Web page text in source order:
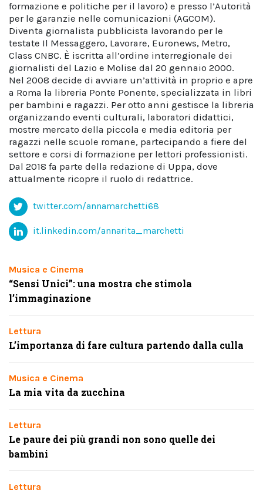
formazione e politiche per il lavoro) e presso l’Autorità
per le garanzie nelle comunicazioni (AGCOM).
Diventa giornalista pubblicista lavorando per le
testate Il Messaggero, Lavorare, Euronews, Metro,
Class CNBC. È iscritta all’ordine interregionale dei
giornalisti del Lazio e Molise dal 20 gennaio 2000.
Nel 2008 decide di avviare un’attività in proprio e apre
a Roma la libreria Ponte Ponente, specializzata in libri
per bambini e ragazzi. Per otto anni gestisce la libreria
organizzando eventi culturali, laboratori didattici,
mostre mercato della piccola e media editoria per
ragazzi nelle scuole romane, partecipando a fiere del
settore e corsi di formazione per lettori professionisti.
Dal 2018 fa parte della redazione di Uppa, dove
attualmente ricopre il ruolo di redattrice.
twitter.com/annamarchetti68
it.linkedin.com/annarita_marchetti
Musica e Cinema
“Sensi Unici”: una mostra che stimola
l’immaginazione
Lettura
L’importanza di fare cultura partendo dalla culla
Musica e Cinema
La mia vita da zucchina
Lettura
Le paure dei più grandi non sono quelle dei
bambini
Lettura